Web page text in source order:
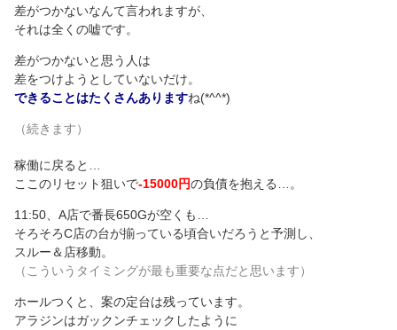
差がつかないなんて言われますが、
それは全くの嘘です。
差がつかないと思う人は
差をつけようとしていないだけ。
できることはたくさんありますね(*^^*)
（続きます）
稼働に戻ると…
ここのリセット狙いで-15000円の負債を抱える…。
11:50、A店で番長650Gが空くも…
そろそろC店の台が揃っている頃合いだろうと予測し、
スルー＆店移動。
（こういうタイミングが最も重要な点だと思います）
ホールつくと、案の定台は残っています。
アラジンはガックンチェックしたように